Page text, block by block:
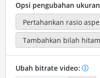
Opsi pengubahan ukuran
Ubah bitrate video: